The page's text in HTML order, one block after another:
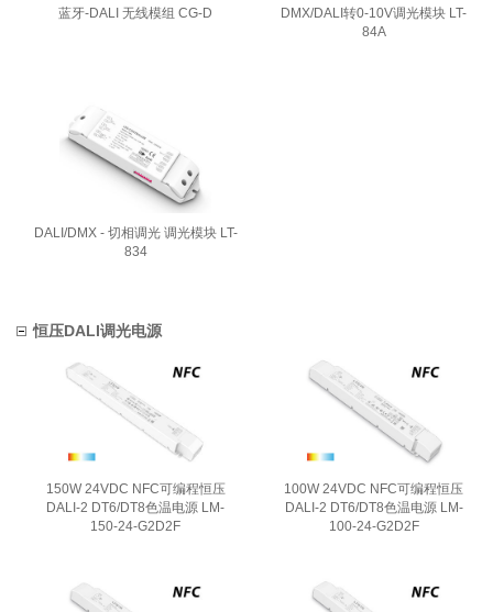
蓝牙-DALI 无线模组 CG-D
DMX/DALI转0-10V调光模块 LT-
84A
DALI/DMX - 切相调光 调光模块 LT-
834
恒压DALI调光电源
150W 24VDC NFC可编程恒压
DALI-2 DT6/DT8色温电源 LM-
150-24-G2D2F
100W 24VDC NFC可编程恒压
DALI-2 DT6/DT8色温电源 LM-
100-24-G2D2F